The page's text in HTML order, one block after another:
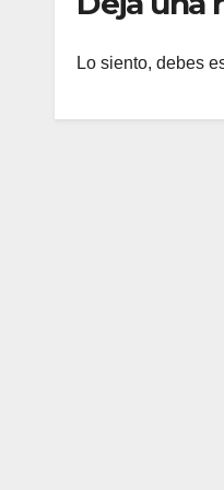
Lo siento, debes